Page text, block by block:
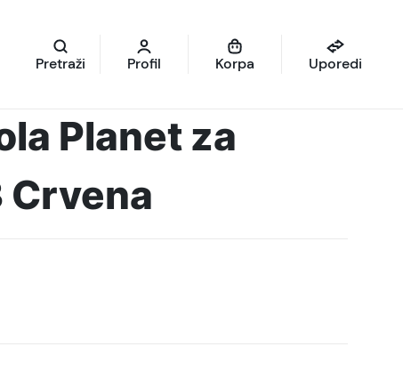
Pretraži Profil Korpa Uporedi
Planet za
Crvena